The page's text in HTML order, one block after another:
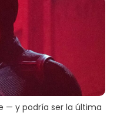
— y podría ser la última